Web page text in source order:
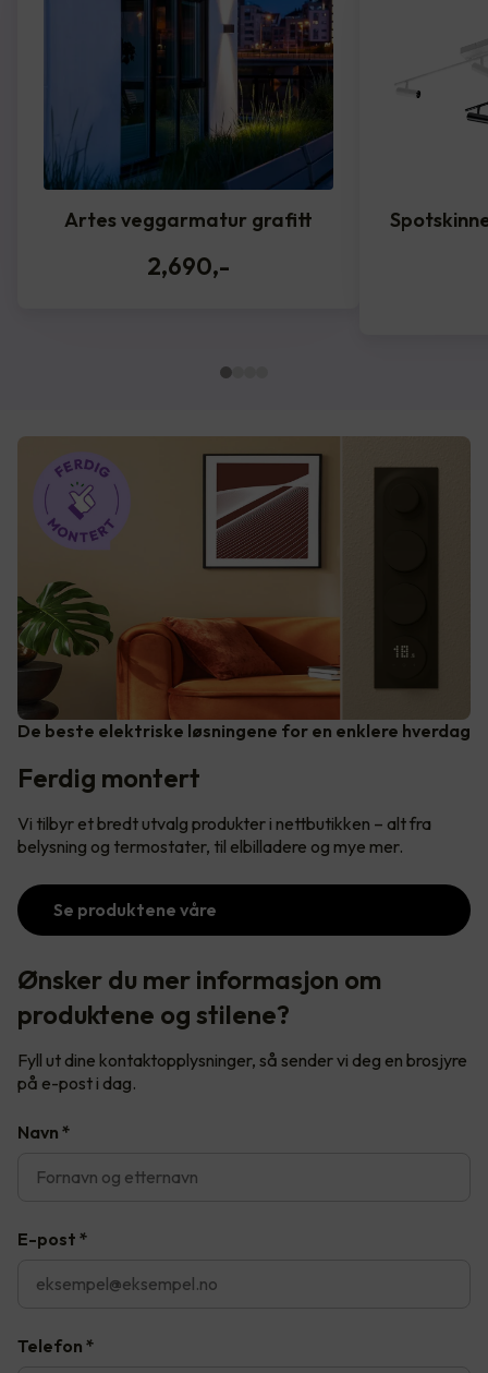
Artes veggarmatur grafitt
2,690,-
De beste elektriske løsningene for en enklere hverdag
Ferdig montert
Vi tilbyr et bredt utvalg produkter i nettbutikken – alt fra
belysning og termostater, til elbilladere og mye mer.
Se produktene våre
Ønsker du mer informasjon om
produktene og stilene?
Fyll ut dine kontaktopplysninger, så sender vi deg en brosjyre
på e-post i dag.
Navn *
E-post *
Telefon *